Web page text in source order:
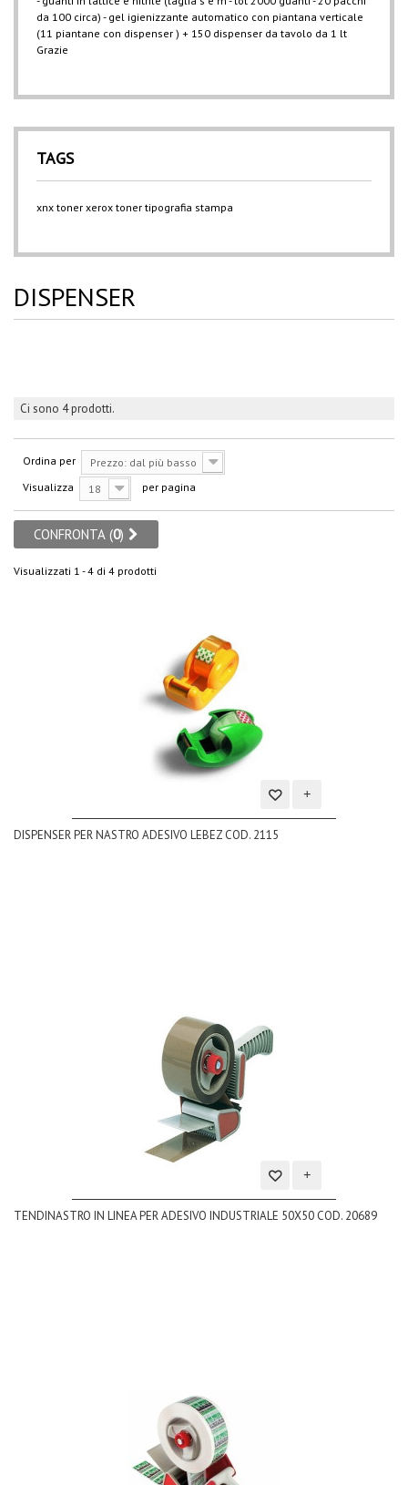
da 100 circa) - gel igienizzante automatico con piantana verticale
(11 piantane con dispenser ) + 150 dispenser da tavolo da 1 lt
Grazie
TAGS
xnx toner xerox toner tipografia stampa
DISPENSER
Ci sono 4 prodotti.
Ordina per
Prezzo: dal più basso
Visualizza
18 per pagina
CONFRONTA (0)
Visualizzati 1 - 4 di 4 prodotti
Aggiungi
alla
DISPENSER PER NASTRO ADESIVO LEBEZ COD. 2115
Aggiungi
alla
TENDINASTRO IN LINEA PER ADESIVO INDUSTRIALE 50X50 COD. 20689